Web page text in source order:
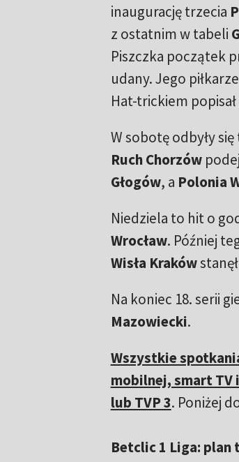
inaugurację trzecia
z ostatnim w tabeli
Piszczka początek
udany. Jego
Hat-trickiem
W sobotę odbyły
Ruch Chorzów
Głogów, a Polonia
Niedziela to hit o
Wrocław. Później
Wisła Kraków
Na koniec 18. serii
Mazowiecki.
Wszystkie
mobilnej, smart TV
lub TVP 3. Poniżej
Betclic 1 Liga: plan